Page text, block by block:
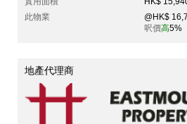
此物業
@HK$
呎價高5%
地產代理商